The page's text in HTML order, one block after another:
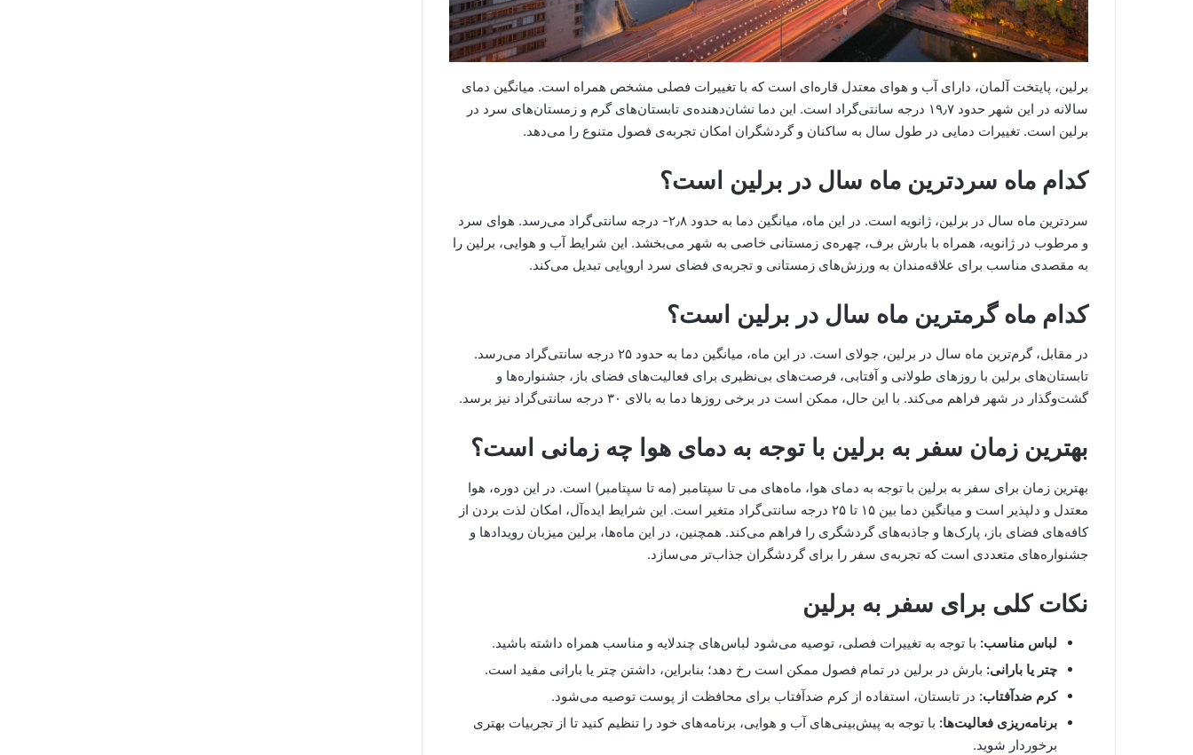
برلین، پایتخت آلمان، دارای آب و هوای معتدل قاره‌ای است که با تغییرات فصلی مشخص همراه است. میانگین دمای
سالانه در این شهر حدود ۱۹٫۷ درجه سانتی‌گراد است. این دما نشان‌دهنده‌ی تابستان‌های گرم و زمستان‌های سرد در
برلین است. تغییرات دمایی در طول سال به ساکنان و گردشگران امکان تجربه‌ی فصول متنوع را می‌دهد.
کدام ماه سردترین ماه سال در برلین است؟
سردترین ماه سال در برلین، ژانویه است. در این ماه، میانگین دما به حدود ۲٫۸- درجه سانتی‌گراد می‌رسد. هوای سرد
و مرطوب در ژانویه، همراه با بارش برف، چهره‌ی زمستانی خاصی به شهر می‌بخشد. این شرایط آب و هوایی، برلین را
به مقصدی مناسب برای علاقه‌مندان به ورزش‌های زمستانی و تجربه‌ی فضای سرد اروپایی تبدیل می‌کند.
کدام ماه گرمترین ماه سال در برلین است؟
در مقابل، گرم‌ترین ماه سال در برلین، جولای است. در این ماه، میانگین دما به حدود ۲۵ درجه سانتی‌گراد می‌رسد.
تابستان‌های برلین با روزهای طولانی و آفتابی، فرصت‌های بی‌نظیری برای فعالیت‌های فضای باز، جشنواره‌ها و
گشت‌وگذار در شهر فراهم می‌کند. با این حال، ممکن است در برخی روزها دما به بالای ۳۰ درجه سانتی‌گراد نیز برسد.
بهترین زمان سفر به برلین با توجه به دمای هوا چه زمانی است؟
بهترین زمان برای سفر به برلین با توجه به دمای هوا، ماه‌های می تا سپتامبر (مه تا سپتامبر) است. در این دوره، هوا
معتدل و دلپذیر است و میانگین دما بین ۱۵ تا ۲۵ درجه سانتی‌گراد متغیر است. این شرایط ایده‌آل، امکان لذت بردن از
کافه‌های فضای باز، پارک‌ها و جاذبه‌های گردشگری را فراهم می‌کند. همچنین، در این ماه‌ها، برلین میزبان رویدادها و
جشنواره‌های متعددی است که تجربه‌ی سفر را برای گردشگران جذاب‌تر می‌سازد.
نکات کلی برای سفر به برلین
لباس مناسب: با توجه به تغییرات فصلی، توصیه می‌شود لباس‌های چندلایه و مناسب همراه داشته باشید.
چتر یا بارانی: بارش در برلین در تمام فصول ممکن است رخ دهد؛ بنابراین، داشتن چتر یا بارانی مفید است.
کرم ضدآفتاب: در تابستان، استفاده از کرم ضدآفتاب برای محافظت از پوست توصیه می‌شود.
برنامه‌ریزی فعالیت‌ها: با توجه به پیش‌بینی‌های آب و هوایی، برنامه‌های خود را تنظیم کنید تا از تجربیات بهتری
برخوردار شوید.